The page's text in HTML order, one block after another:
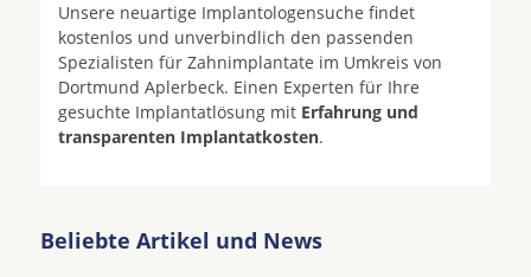
Unsere neuartige Implantologensuche findet
kostenlos und unverbindlich den passenden
Spezialisten für Zahnimplantate im Umkreis von
Dortmund Aplerbeck. Einen Experten für Ihre
gesuchte Implantatlösung mit Erfahrung und
transparenten Implantatkosten.
Beliebte Artikel und News